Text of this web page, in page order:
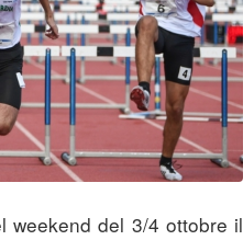
weekend del 3/4 ottobre il